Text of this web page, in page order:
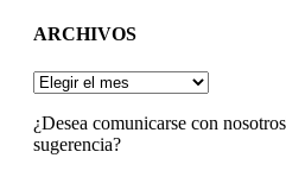
ARCHIVOS
ARCHIVOS
¿Desea comunicarse con
sugerencia?